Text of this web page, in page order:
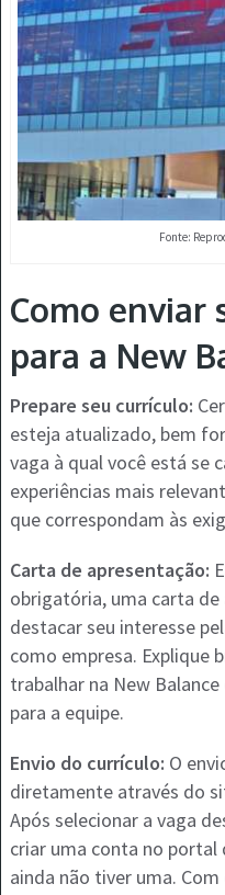
Fonte:
Como enviar
para a New
Prepare seu currículo:
esteja atualizado, bem
vaga à qual você está se
experiências mais
que correspondam às
Carta de apresentação:
obrigatória, uma carta
destacar seu interesse
como empresa. Explique
trabalhar na New
para a equipe.
Envio do currículo: O
diretamente através do
Após selecionar a vaga
criar uma conta no portal
ainda não tiver uma.